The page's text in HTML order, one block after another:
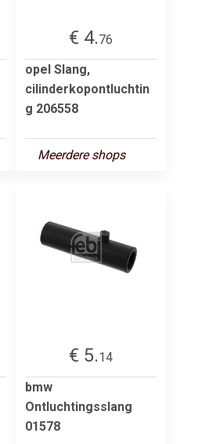
€ 4.76
opel Slang,
cilinderkopontluchtin
g 206558
Meerdere shops
€ 5.14
bmw
Ontluchtingsslang
01578